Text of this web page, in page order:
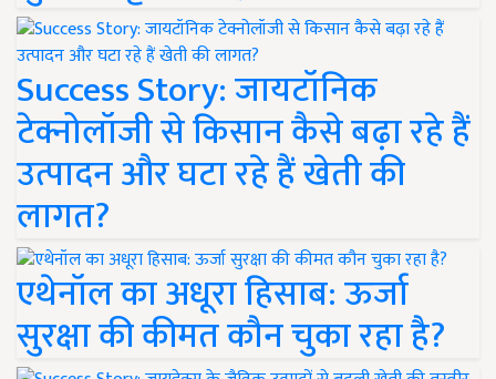
Success Story: जायटॉनिक
टेक्नोलॉजी से किसान कैसे बढ़ा रहे हैं
उत्पादन और घटा रहे हैं खेती की
लागत?
एथेनॉल का अधूरा हिसाब: ऊर्जा
सुरक्षा की कीमत कौन चुका रहा है?